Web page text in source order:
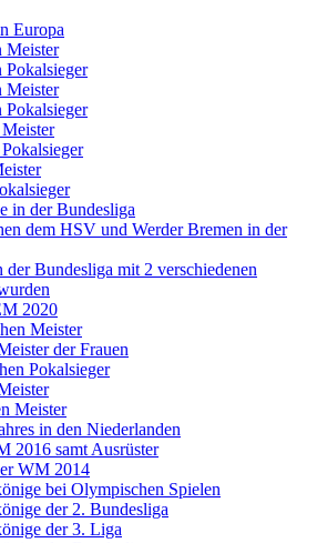
Europa
Meister
Meister
Pokalsieger
in der Bundesliga
dem HSV und Werder Bremen in der
Bundesliga mit 2 verschiedenen
2020
Meister
der Frauen
Pokalsieger
Meister
in den Niederlanden
2016 samt Ausrüster
WM 2014
bei Olympischen Spielen
der 2. Bundesliga
der 3. Liga